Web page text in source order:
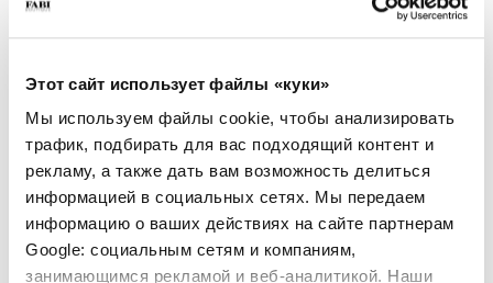
Этот сайт использует файлы «куки»
Мы используем файлы cookie, чтобы анализировать
трафик, подбирать для вас подходящий контент и
рекламу, а также дать вам возможность делиться
информацией в социальных сетях. Мы передаем
информацию о ваших действиях на сайте партнерам
Google: социальным сетям и компаниям,
занимающимся рекламой и веб-аналитикой. Наши
только 1 Доступна единица
+
-
ДОБАВИТЬ В КОРЗИНУ
ДОБАВИТЬ В СПИСОК ЖЕЛАНИЙ